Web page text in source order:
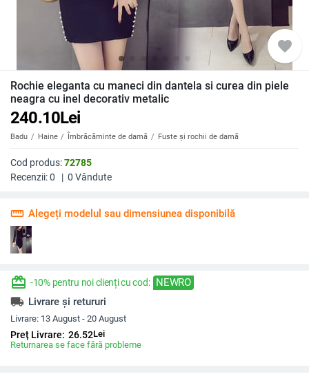
favorite
Rochie eleganta cu maneci din dantela si curea din piele
neagra cu inel decorativ metalic
240.10Lei
Badu Haine Îmbrăcăminte de damă Fuste și rochii de damă
Cod produs:72785
Recenzii:0 | 0 Vândute
straighten Alegeți modelul sau dimensiunea disponibilă
redeem -10% pentru noi clienți cu cod: NEWRO
local_shipping Livrare și retururi
Livrare: 13 August - 20 August
Preț Livrare: 26.52Lei
Returnarea se face fără probleme